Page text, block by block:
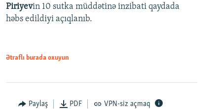
Piriyevin 10 sutka müddətinə inzibati qaydada
həbs edildiyi açıqlanıb.
Ətraflı burada oxuyun
Paylaş PDF VPN-siz açmaq